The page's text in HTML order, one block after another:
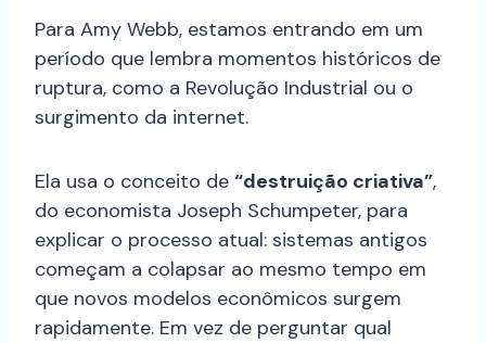
Para Amy Webb, estamos entrando em um
período que lembra momentos históricos de
ruptura, como a Revolução Industrial ou o
surgimento da internet.
Ela usa o conceito de “destruição criativa”,
do economista Joseph Schumpeter, para
explicar o processo atual: sistemas antigos
começam a colapsar ao mesmo tempo em
que novos modelos econômicos surgem
rapidamente. Em vez de perguntar qual